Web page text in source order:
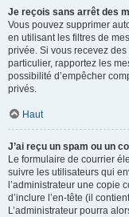
Je reçois sans arrêt des
Vous pouvez supprimer
en utilisant les filtres de
privée. Si vous recevez
particulier, rapportez les
possibilité d’empêcher
privés.
Haut
J’ai reçu un spam ou un
Le formulaire de courrier
suivre les utilisateurs qui
l’administrateur une copie
d’inclure l’en-tête (il
L’administrateur pourra